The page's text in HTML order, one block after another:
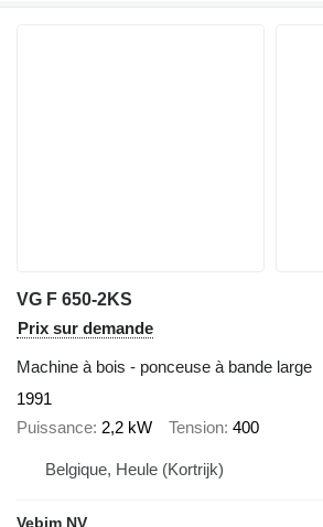
VG F 650-2KS
Prix sur demande
Machine à bois - ponceuse à bande large
1991
Puissance 2,2 kW Tension 400
Belgique, Heule (Kortrijk)
Vebim NV